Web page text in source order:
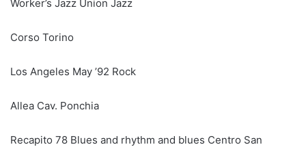
Worker’s Jazz Union Jazz
Corso Torino
Los Angeles May ’92 Rock
Allea Cav. Ponchia
Recapito 78 Blues and rhythm and blues Centro San